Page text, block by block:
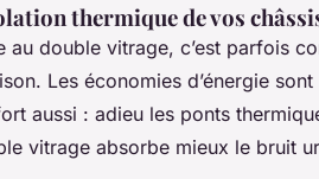
thermique de vos
au double vitrage, c’est parfois
Les économies d’énergie
aussi : adieu les ponts
vitrage absorbe mieux le bruit